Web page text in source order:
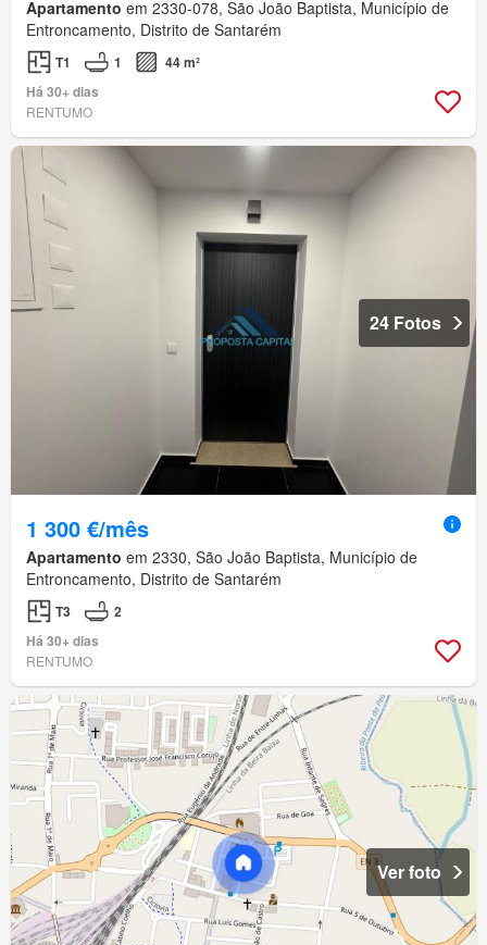
Apartamento em 2330-078, São João Baptista, Município de
Entroncamento, Distrito de Santarém
T1 1
44 m²
Há 30+ dias
RENTUMO
24 Fotos
1 300 €/mês
Apartamento em 2330, São João Baptista, Município de
Entroncamento, Distrito de Santarém
T3
2
Há 30+ dias
RENTUMO
Ver foto